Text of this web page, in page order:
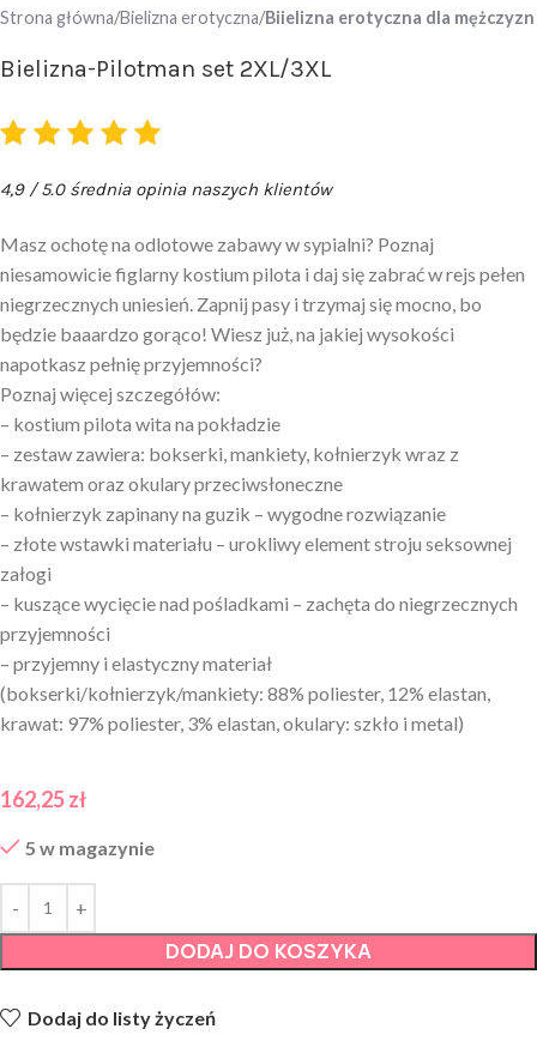
Strona główna Bielizna erotyczna Biielizna erotyczna dla mężczyzn
Bielizna-Pilotman set 2XL/3XL
4,9 / 5.0 średnia opinia naszych klientów
Masz ochotę na odlotowe zabawy w sypialni? Poznaj
niesamowicie figlarny kostium pilota i daj się zabrać w rejs pełen
niegrzecznych uniesień. Zapnij pasy i trzymaj się mocno, bo
będzie baaardzo gorąco! Wiesz już, na jakiej wysokości
napotkasz pełnię przyjemności?
Poznaj więcej szczegółów:
– kostium pilota wita na pokładzie
– zestaw zawiera: bokserki, mankiety, kołnierzyk wraz z
krawatem oraz okulary przeciwsłoneczne
– kołnierzyk zapinany na guzik – wygodne rozwiązanie
– złote wstawki materiału – urokliwy element stroju seksownej
załogi
– kuszące wycięcie nad pośladkami – zachęta do niegrzecznych
przyjemności
– przyjemny i elastyczny materiał
(bokserki/kołnierzyk/mankiety: 88% poliester, 12% elastan,
krawat: 97% poliester, 3% elastan, okulary: szkło i metal)
162,25zł
5 w magazynie
DODAJ DO KOSZYKA
Dodaj do listy życzeń